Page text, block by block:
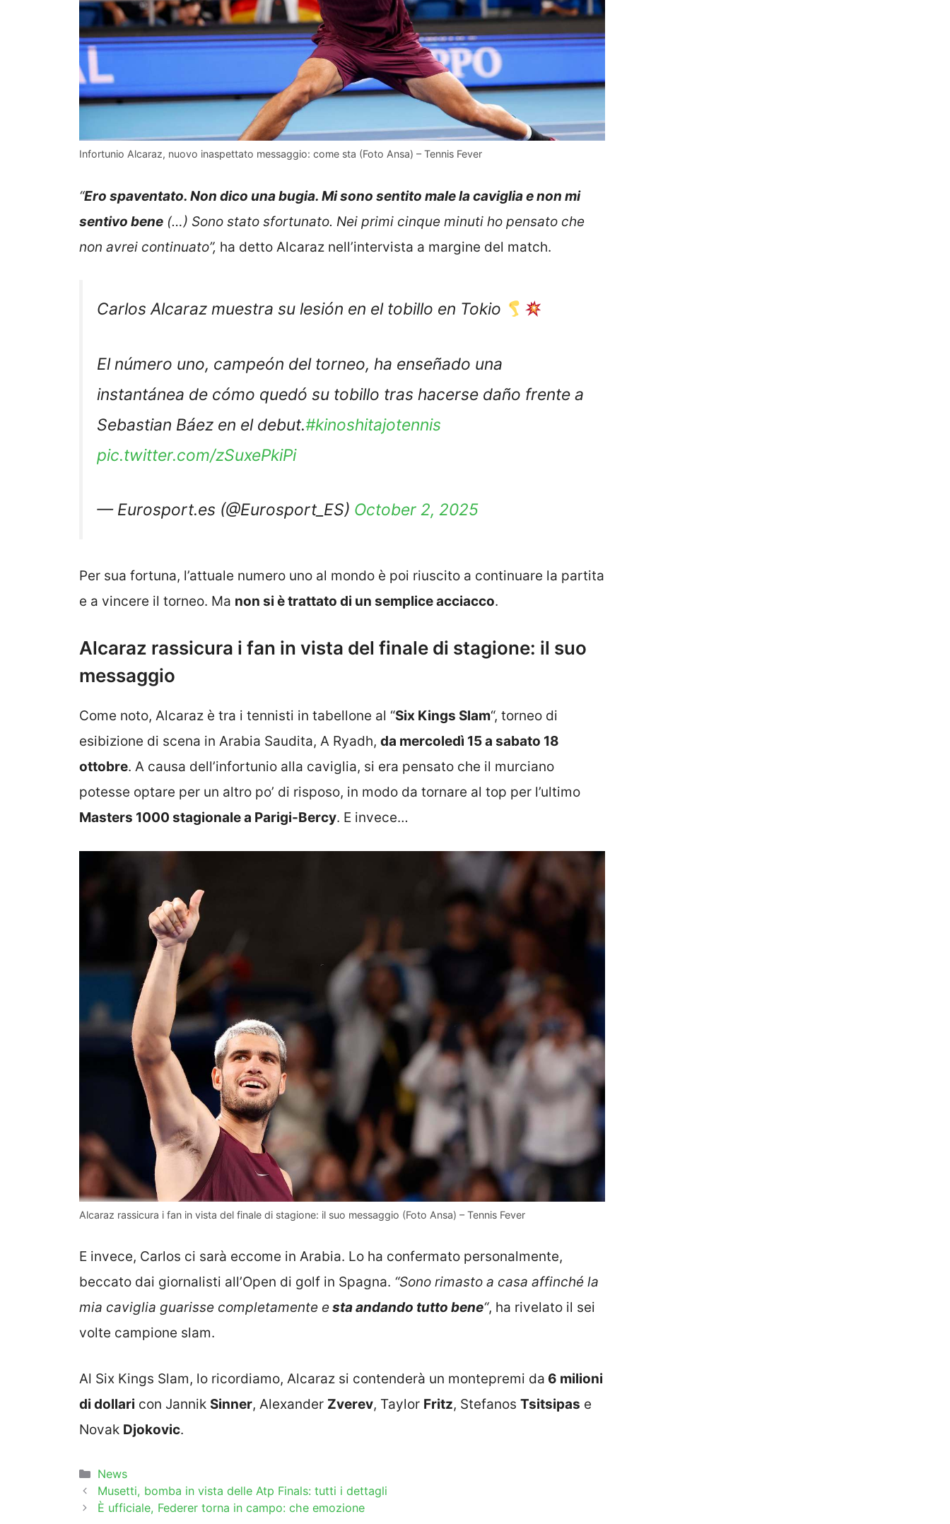
Infortunio Alcaraz, nuovo inaspettato messaggio: come sta (Foto Ansa) – Tennis Fever
“Ero spaventato. Non dico una bugia. Mi sono sentito male la caviglia e non mi
sentivo bene (…) Sono stato sfortunato. Nei primi cinque minuti ho pensato che
non avrei continuato”, ha detto Alcaraz nell’intervista a margine del match.
Carlos Alcaraz muestra su lesión en el tobillo en Tokio
El número uno, campeón del torneo, ha enseñado una
instantánea de cómo quedó su tobillo tras hacerse daño frente a
Sebastian Báez en el debut.#kinoshitajotennis
pic.twitter.com/zSuxePkiPi
— Eurosport.es (@Eurosport_ES) October 2, 2025
Per sua fortuna, l’attuale numero uno al mondo è poi riuscito a continuare la partita
e a vincere il torneo. Ma non si è trattato di un semplice acciacco.
Alcaraz rassicura i fan in vista del finale di stagione: il suo
messaggio
Come noto, Alcaraz è tra i tennisti in tabellone al “Six Kings Slam“, torneo di
esibizione di scena in Arabia Saudita, A Ryadh, da mercoledì 15 a sabato 18
ottobre. A causa dell’infortunio alla caviglia, si era pensato che il murciano
potesse optare per un altro po’ di risposo, in modo da tornare al top per l’ultimo
Masters 1000 stagionale a Parigi-Bercy. E invece…
Alcaraz rassicura i fan in vista del finale di stagione: il suo messaggio (Foto Ansa) – Tennis Fever
E invece, Carlos ci sarà eccome in Arabia. Lo ha confermato personalmente,
beccato dai giornalisti all’Open di golf in Spagna. “Sono rimasto a casa affinché la
mia caviglia guarisse completamente esta andando tutto bene“, ha rivelato il sei
volte campione slam.
Al Six Kings Slam, lo ricordiamo, Alcaraz si contenderà un montepremi da 6 milioni
di dollari con Jannik Sinner, Alexander Zverev, Taylor Fritz, Stefanos Tsitsipas e
Novak Djokovic.
Categorie
News
Musetti, bomba in vista delle Atp Finals: tutti i dettagli
È ufficiale, Federer torna in campo: che emozione